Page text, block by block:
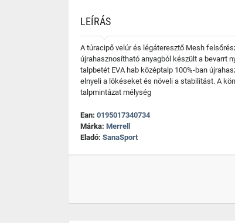
LEÍRÁS
A túracipő velúr és légáteresztő Mesh
újrahasznosítható anyagból készült a bevarrt
talpbetét EVA hab középtalp 100%-ban
elnyeli a lökéseket és növeli a stabilitást. A
talpmintázat mélység
Ean: 0195017340734
Márka: Merrell
Eladó: SanaSport